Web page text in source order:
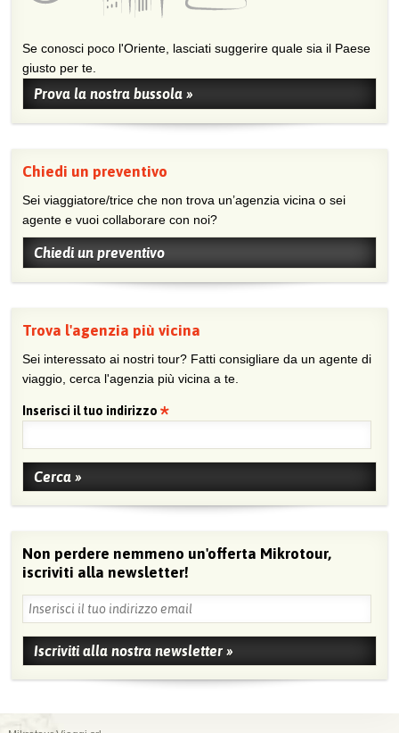
Se conosci poco l'Oriente, lasciati suggerire quale sia il Paese
giusto per te.
Prova la nostra bussola »
Chiedi un preventivo
Sei viaggiatore/trice che non trova un’agenzia vicina o sei
agente e vuoi collaborare con noi?
Chiedi un preventivo
Trova l'agenzia più vicina
Sei interessato ai nostri tour? Fatti consigliare da un agente di
viaggio, cerca l'agenzia più vicina a te.
Inserisci il tuo indirizzo
Non perdere nemmeno un'offerta Mikrotour,
iscriviti alla newsletter!